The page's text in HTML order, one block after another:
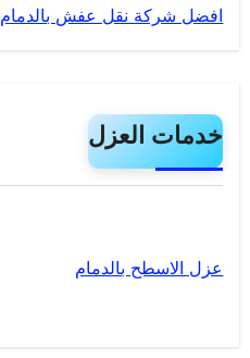
افضل شركة نقل عفش بالدمام
خدمات العزل
عزل الاسطح بالدمام